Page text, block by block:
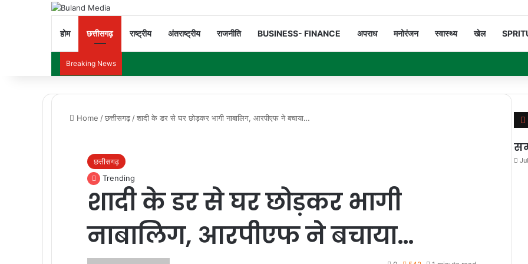
होम छत्तीसगढ़ राष्ट्रीय अंतराष्ट्रीय राजनीति BUSINESS- FINANCE अपराध मनोरंजन स्वास्थ्य खेल
Breaking News
Home /छत्तीसगढ़ /शादी के डर से घर छोड़कर भागी नाबालिग, आरपीएफ ने बचाया…
छत्तीसगढ़
Trending
शादी के डर से घर छोड़कर भागी
नाबालिग, आरपीएफ ने बचाया…